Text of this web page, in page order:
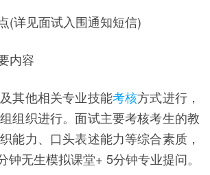
(详见面试入围通知短信)
内容
其他相关专业技能考核方式进行，
组织进行。面试主要考核考生的教
能力、口头表述能力等综合素质，
钟无生模拟课堂+ 5分钟专业提问。